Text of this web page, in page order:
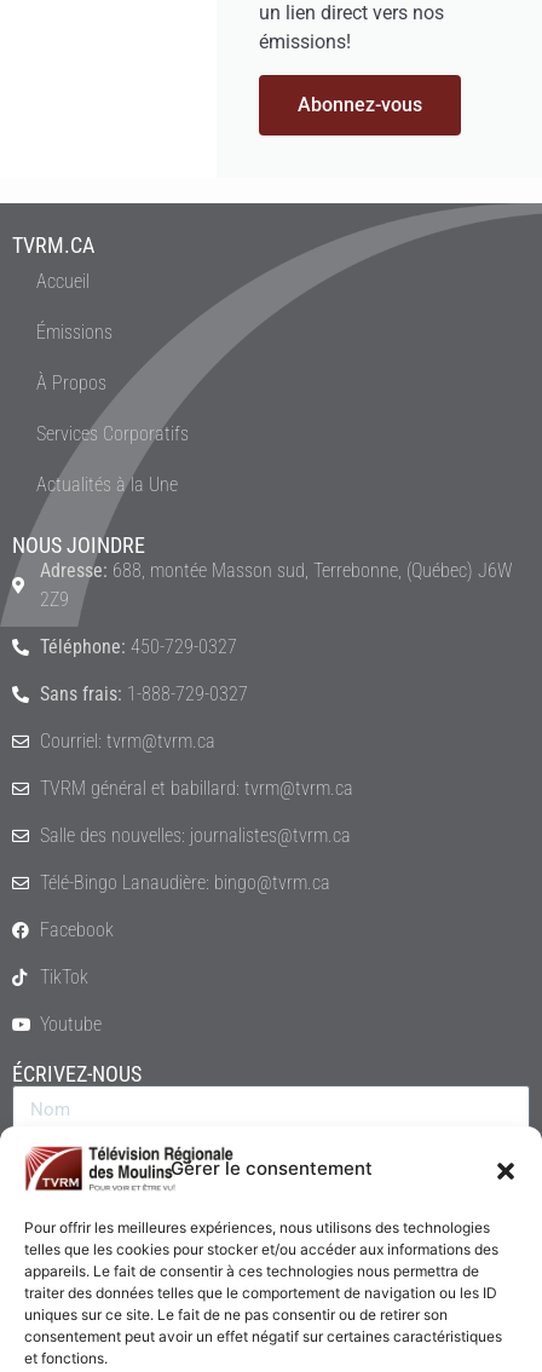
Gérer le consentement
Pour offrir les meilleures expériences, nous utilisons des technologies
telles que les cookies pour stocker et/ou accéder aux informations des
appareils. Le fait de consentir à ces technologies nous permettra de
traiter des données telles que le comportement de navigation ou les ID
uniques sur ce site. Le fait de ne pas consentir ou de retirer son
consentement peut avoir un effet négatif sur certaines caractéristiques
et fonctions.
un lien direct vers nos
émissions!
Abonnez-vous
TVRM.CA
Accueil
Émissions
À Propos
Services Corporatifs
Actualités à la Une
NOUS JOINDRE
Adresse: 688, montée Masson sud, Terrebonne, (Québec) J6W
2Z9
Téléphone: 450-729-0327
Sans frais: 1-888-729-0327
Courriel: tvrm@tvrm.ca
TVRM général et babillard: tvrm@tvrm.ca
Salle des nouvelles: journalistes@tvrm.ca
Télé-Bingo Lanaudière: bingo@tvrm.ca
Facebook
TikTok
Youtube
ÉCRIVEZ-NOUS